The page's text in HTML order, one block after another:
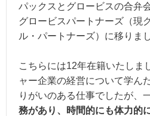
パックスとグロービスの合弁
グロービスパートナーズ（現
ル・パートナーズ）に移りまし
こちらには12年在籍いたしま
ャー企業の経営について学ん
りがいのある仕事でしたが、
務があり、時間的にも体力的